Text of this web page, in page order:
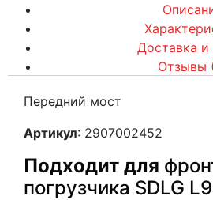
Доставка и
Отзывы
Передний мост
Артикул: 2907002452
Подходит для
погрузчика SDLG